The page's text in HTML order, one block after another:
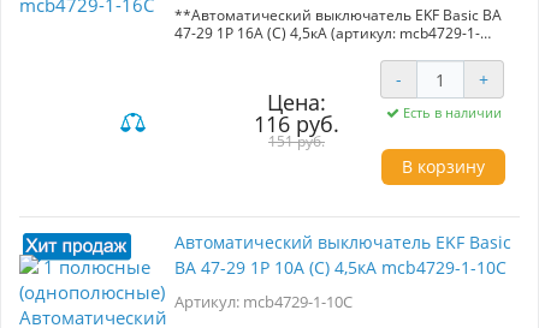
**Автоматический выключатель EKF Basic ВА
47-29 1P 16А (С) 4,5кА (артикул: mcb4729-1-
Автоматический выключатель EKF Basic ВА 47-
29 предназначен для защиты электрических
цепей переменного тока с номинальным
напряжением 230/400 В и частотой 50 Гц.
Обеспечивает надежную защиту от короткого
замыкания и перегрева при номинальном
Изготовлен с использованием полностью
медных расцепителей и пламягасителей, что
гарантирует долговечность и стабильность
работы. Высококачественные пластиковые
надежность механизмов. Идеален для
Цена:
116 руб.
151 руб.
- +
Есть в наличии
В корзину
Автоматический выключатель EKF Basic
ВА 47-29 1P 10А (С) 4,5кА mcb4729-1-10C
Артикул: mcb4729-1-10C